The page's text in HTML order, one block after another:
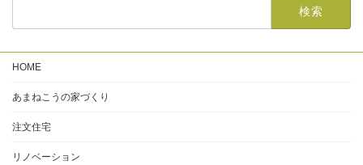
HOME
あまねこうの家づくり
注文住宅
リノベーション